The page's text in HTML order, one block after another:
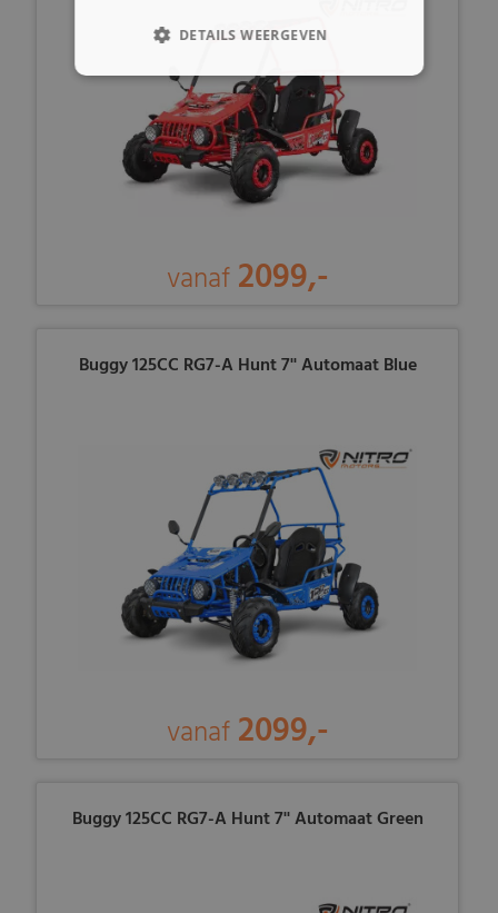
vanaf 2099,-
Buggy 125CC RG7-A Hunt 7'' Automaat Blue
vanaf 2099,-
Buggy 125CC RG7-A Hunt 7'' Automaat Green
DETAILS WEERGEVEN